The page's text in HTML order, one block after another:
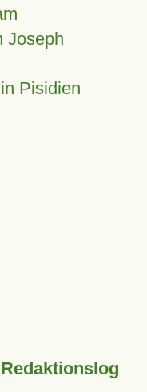
Joseph
Pisidien
Redaktionslog